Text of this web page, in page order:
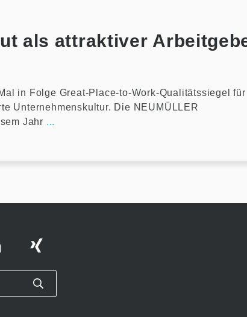
als attraktiver
in Folge Great-Place-to-Work-Qualitätssiegel für
Unternehmenskultur. Die NEUMÜLLER
Jahr ...